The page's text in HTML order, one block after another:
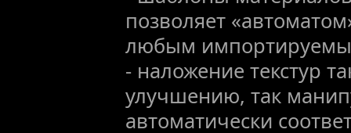
позволяет
любым
- наложение текстур
улучшению, так
автоматически